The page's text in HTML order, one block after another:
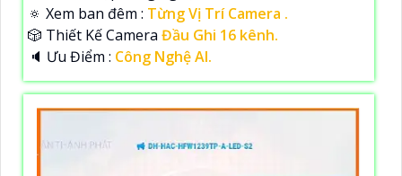
🔅 Xem ban đêm : Từng Vị Trí Camera .
🎲 Thiết Kế Camera Đầu Ghi 16 kênh.
️🔈 Ưu Điểm : Công Nghệ AI.